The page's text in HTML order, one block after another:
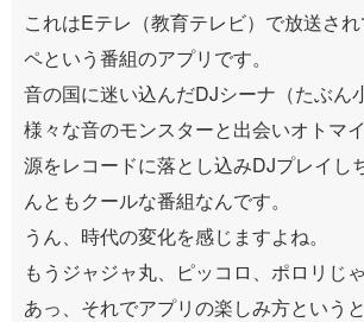
これはEテレ（教育テレビ）で放送さ
ペという番組のアプリです。
音の国に迷い込んだDJシーナ（たぶん
様々な音のモンスターと出会いオトマ
源をレコードに落とし込みDJプレイし
んともクールな番組なんです。
うん、時代の変化を感じますよね。
もうジャジャ丸、ピッコロ、ポロリじ
あっ、それでアプリの楽しみ方という